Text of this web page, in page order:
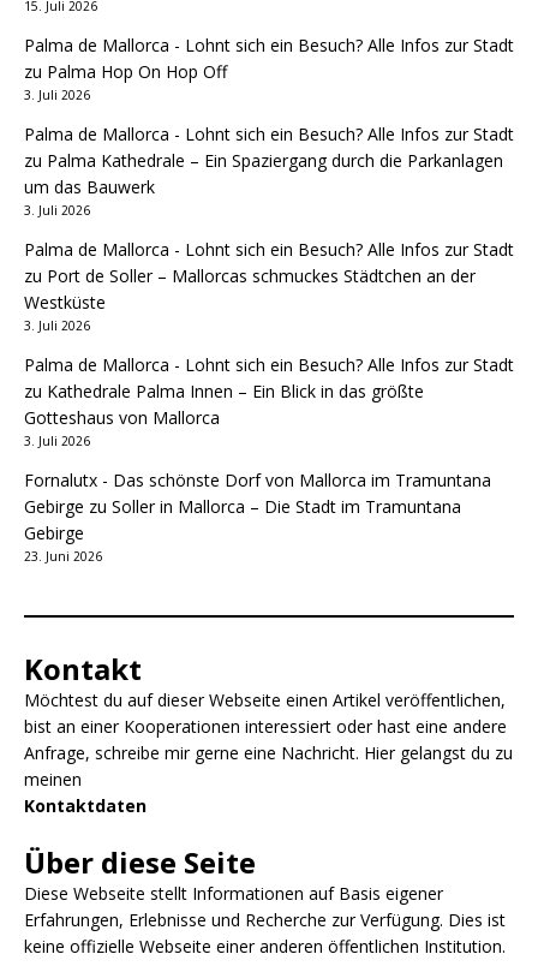
15. Juli 2026
Palma de Mallorca - Lohnt sich ein Besuch? Alle Infos zur Stadt
zu Palma Hop On Hop Off
3. Juli 2026
Palma de Mallorca - Lohnt sich ein Besuch? Alle Infos zur Stadt
zu Palma Kathedrale – Ein Spaziergang durch die Parkanlagen
um das Bauwerk
3. Juli 2026
Palma de Mallorca - Lohnt sich ein Besuch? Alle Infos zur Stadt
zu Port de Soller – Mallorcas schmuckes Städtchen an der
Westküste
3. Juli 2026
Palma de Mallorca - Lohnt sich ein Besuch? Alle Infos zur Stadt
zu Kathedrale Palma Innen – Ein Blick in das größte
Gotteshaus von Mallorca
3. Juli 2026
Fornalutx - Das schönste Dorf von Mallorca im Tramuntana
Gebirge zu Soller in Mallorca – Die Stadt im Tramuntana
Gebirge
23. Juni 2026
Kontakt
Möchtest du auf dieser Webseite einen Artikel veröffentlichen,
bist an einer Kooperationen interessiert oder hast eine andere
Anfrage, schreibe mir gerne eine Nachricht. Hier gelangst du zu
meinen
Kontaktdaten
Über diese Seite
Diese Webseite stellt Informationen auf Basis eigener
Erfahrungen, Erlebnisse und Recherche zur Verfügung. Dies ist
keine offizielle Webseite einer anderen öffentlichen Institution.